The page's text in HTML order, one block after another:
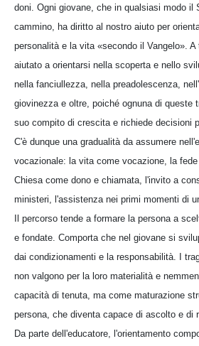
doni. Ogni giovane, che in qualsiasi modo il
cammino, ha diritto al nostro aiuto per
personalità e la vita «secondo il Vangelo».
aiutato a orientarsi nella scoperta e nello
nella fanciullezza, nella preadolescenza,
giovinezza e oltre, poiché ognuna di queste
suo compito di crescita e richiede decisioni
C'è dunque una gradualità da assumere
vocazionale: la vita come vocazione, la
Chiesa come dono e chiamata, l'invito a
ministeri, l'assistenza nei primi momenti di
Il percorso tende a formare la persona a
e fondate. Comporta che nel giovane si
dai condizionamenti e la responsabilità. I
non valgono per la loro materialità e
capacità di tenuta, ma come maturazione
persona, che diventa capace di ascolto e di
Da parte dell'educatore, l'orientamento